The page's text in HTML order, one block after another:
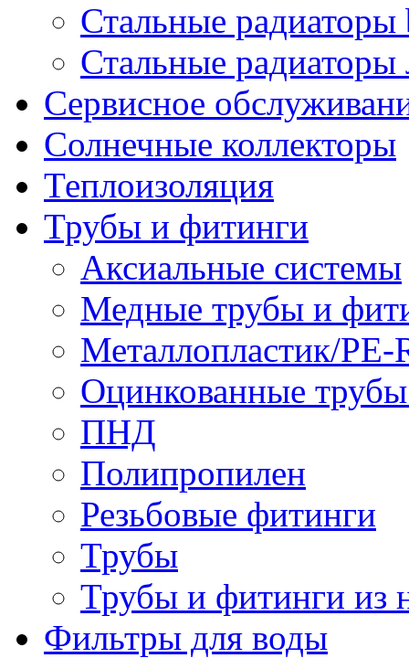
Стальные радиаторы
Стальные радиаторы
Сервисное
Солнечные коллекторы
Теплоизоляция
Трубы и фитинги
Аксиальные системы
Медные трубы и
Металлопластик/
Оцинкованные
ПНД
Полипропилен
Резьбовые фитинги
Трубы
Трубы и фитинги из
Фильтры для воды